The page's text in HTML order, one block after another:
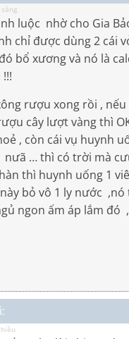
luộc nhờ cho Gia
chỉ được dùng 2 cái
bổ xương và nó là
rượu xong rồi ,
cây lượt vàng thì
, còn cái vụ huynh
… thì có trời mà
thì huynh uống 1
bỏ vô 1 ly nước
ngon ấm áp lắm đó